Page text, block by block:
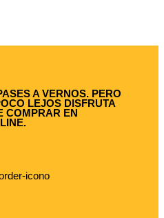
A VERNOS. PERO
LEJOS DISFRUTA
COMPRAR EN